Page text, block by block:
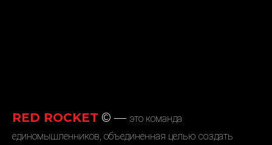
RED ROCKET © — это команда
единомышленников, объединенная целью создать